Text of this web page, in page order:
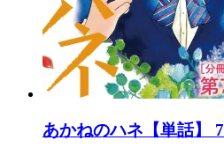
あかねのハネ【単話】 7